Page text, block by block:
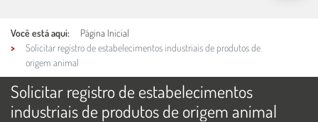
Você está aqui:
Página Inicial
Solicitar registro de estabelecimentos industriais de produtos de
origem animal
Solicitar registro de estabelecimentos
industriais de produtos de origem animal